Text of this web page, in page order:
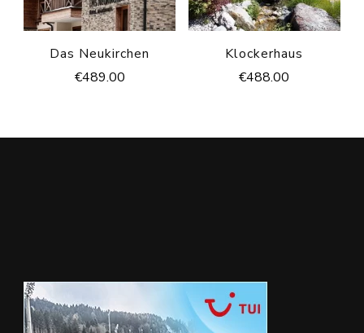
Das Neukirchen
€489.00
Klockerhaus
€488.00